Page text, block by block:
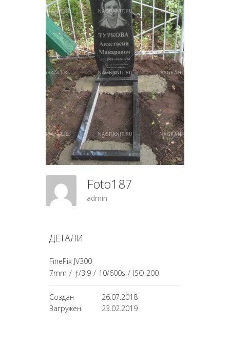
Foto187
admin
ДЕТАЛИ
FinePix JV300
7mm / ƒ/3.9 / 10/600s / ISO 200
Создан
26.07.2018
Загружен
23.02.2019